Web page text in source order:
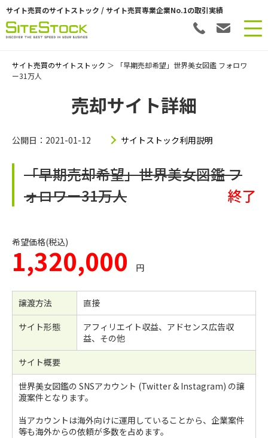
サイト売買のサイトストック / サイト売買専業企業No.1の取引実績
サイト売買のサイトストック ＞ 「早期売却希望」世界美女図鑑 フォロワ
ー31万人
売却サイト詳細
公開日：2021-01-12 サイトストック利用説明
「早期売却希望」世界美女図鑑 フ
ォロワー31万人
終了
希望価格(税込)
1,320,000 円
譲渡方法
直接
サイト形態
アフィリエイト収益、アドセンス広告収
益、その他
サイト概要
世界美女図鑑の SNSアカウント (Twitter & Instagram) の譲
渡案件となります。
当アカウントは海外向けに運用していることから、企業案件
等も海外からの依頼が多数を占めます。